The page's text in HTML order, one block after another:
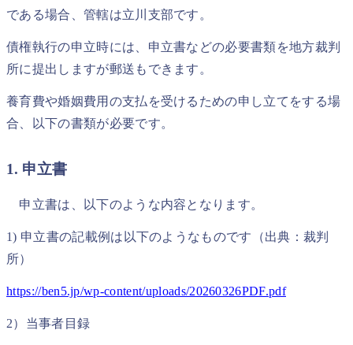
である場合、管轄は立川支部です。
債権執行の申立時には、申立書などの必要書類を地方裁判
所に提出しますが郵送もできます。
養育費や婚姻費用の支払を受けるための申し立てをする場
合、以下の書類が必要です。
1. 申立書
申立書は、以下のような内容となります。
1) 申立書の記載例は以下のようなものです（出典：裁判
所）
https://ben5.jp/wp-content/uploads/20260326PDF.pdf
2）当事者目録